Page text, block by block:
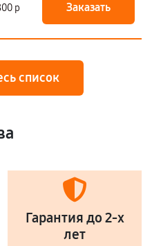
р Заказать
список
Гарантия до 2-х
лет